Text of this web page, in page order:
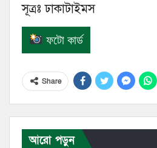
সূত্রঃ ঢাকাটাইমস
ফটো কার্ড
Share
আরো পড়ুন